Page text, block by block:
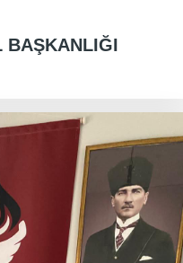
BAŞKANLIĞI